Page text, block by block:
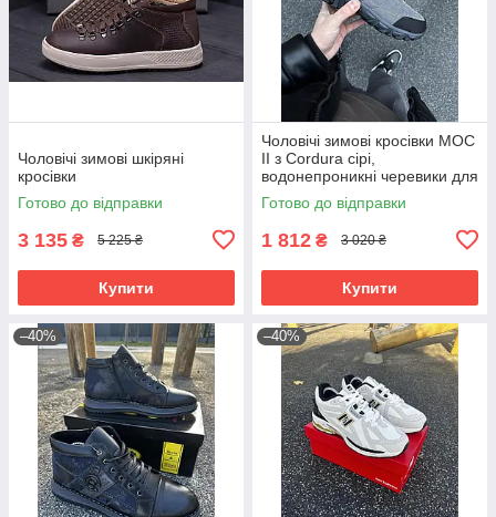
Чоловічі зимові шкіряні
кросівки
Готово до відправки
3 135 ₴ 5 225 ₴
Купити
Чоловічі зимові кросівки MOC
II з Cordura сірі,
водонепроникні черевики для
повсякденного носіння
Готово до відправки
1 812 ₴ 3 020 ₴
Купити
–40% –40%